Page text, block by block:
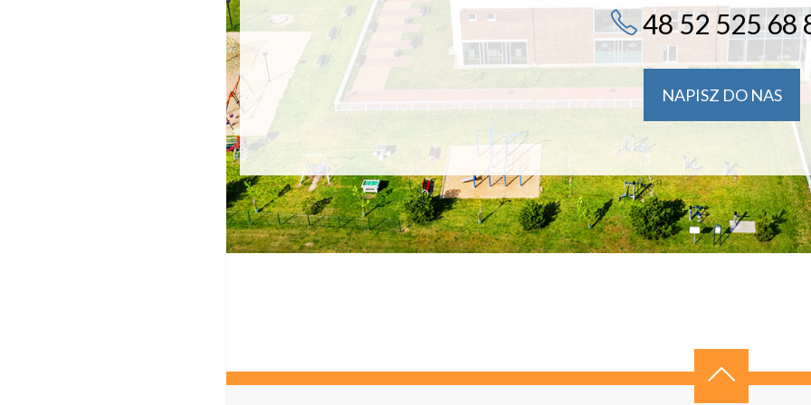
48 52 525 68
NAPISZ DO NAS